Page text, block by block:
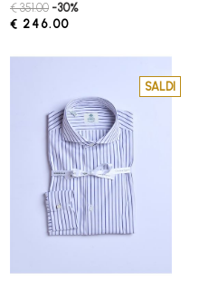
€ 351.00 -30%
€ 246.00
SALDI